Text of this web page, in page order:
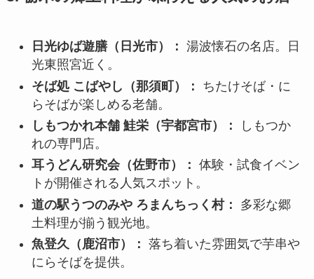
日光ゆば遊膳（日光市）： 湯波懐石の名店。日
光東照宮近く。
そば処 こばやし（那須町）：
ちたけそば・に
らそばが楽しめる老舗。
しもつかれ本舗 鮭栄（宇都宮市）：
しもつか
れの専門店。
耳うどん研究会（佐野市）： 体験・試食イベン
トが開催される人気スポット。
道の駅うつのみや ろまんちっく村：
多彩な郷
土料理が揃う観光地。
魚登久（鹿沼市）： 落ち着いた雰囲気で芋串や
にらそばを提供。